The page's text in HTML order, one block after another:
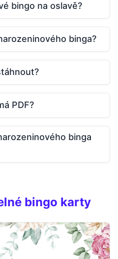
bingo na oslavě?
binga?
PDF?
binga
bingo karty